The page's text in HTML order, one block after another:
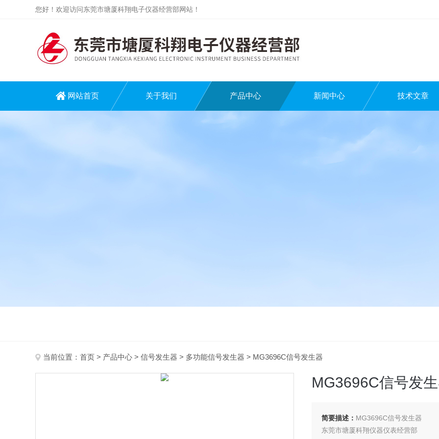
您好！欢迎访问东莞市塘厦科翔电子仪器经营部网站！
网站首页 关于我们 产品中心 新闻中心 技术文章
当前位置： 首页 > 产品中心 > 信号发生器 > 多功能信号发生器 > MG3696C信号发生器
MG3696C信号发
简要描述： MG3696C信号发生器
东莞市塘厦科翔仪器仪表经营部